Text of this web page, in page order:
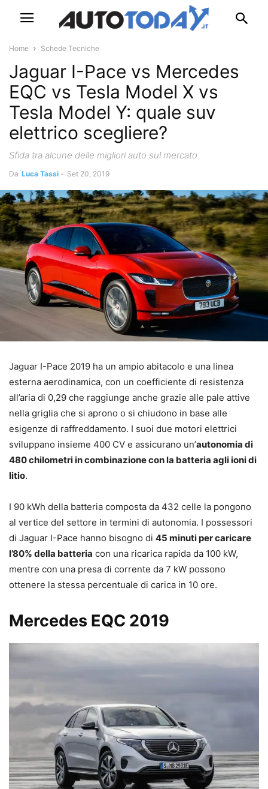
Home Schede Tecniche
Jaguar I-Pace vs Mercedes
EQC vs Tesla Model X vs
Tesla Model Y: quale suv
elettrico scegliere?
Sfida tra alcune delle migliori auto sul mercato
Da Luca Tassi - Set 20, 2019
Jaguar I-Pace 2019 ha un ampio abitacolo e una linea
esterna aerodinamica, con un coefficiente di resistenza
all’aria di 0,29 che raggiunge anche grazie alle pale attive
nella griglia che si aprono o si chiudono in base alle
esigenze di raffreddamento. I suoi due motori elettrici
sviluppano insieme 400 CV e assicurano un’autonomia di
480 chilometri in combinazione con la batteria agli ioni di
litio.
I 90 kWh della batteria composta da 432 celle la pongono
al vertice del settore in termini di autonomia. I possessori
di Jaguar I-Pace hanno bisogno di 45 minuti per caricare
l’80% della batteria con una ricarica rapida da 100 kW,
mentre con una presa di corrente da 7 kW possono
ottenere la stessa percentuale di carica in 10 ore.
Mercedes EQC 2019